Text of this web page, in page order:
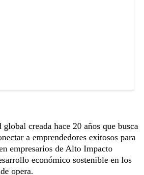
global creada hace 20 años que busca
a emprendedores exitosos para
empresarios de Alto Impacto
económico sostenible en los
opera.